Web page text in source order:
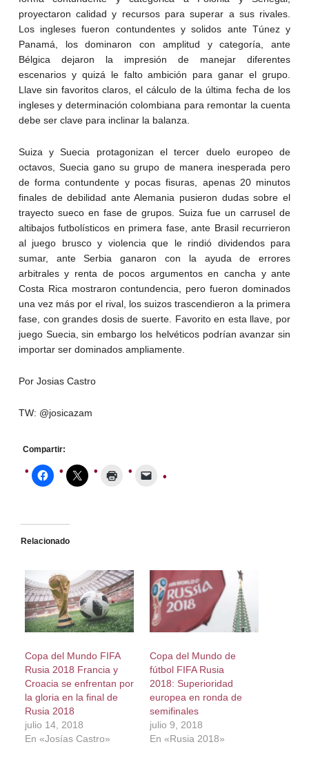
proyectaron calidad y recursos para superar a sus rivales.
Los ingleses fueron contundentes y solidos ante Túnez y
Panamá, los dominaron con amplitud y categoría, ante
Bélgica dejaron la impresión de manejar diferentes
escenarios y quizá le falto ambición para ganar el grupo.
Llave sin favoritos claros, el cálculo de la última fecha de los
ingleses y determinación colombiana para remontar la cuenta
debe ser clave para inclinar la balanza.
Suiza y Suecia protagonizan el tercer duelo europeo de
octavos, Suecia gano su grupo de manera inesperada pero
de forma contundente y pocas fisuras, apenas 20 minutos
finales de debilidad ante Alemania pusieron dudas sobre el
trayecto sueco en fase de grupos. Suiza fue un carrusel de
altibajos futbolísticos en primera fase, ante Brasil recurrieron
al juego brusco y violencia que le rindió dividendos para
sumar, ante Serbia ganaron con la ayuda de errores
arbitrales y renta de pocos argumentos en cancha y ante
Costa Rica mostraron contundencia, pero fueron dominados
una vez más por el rival, los suizos trascendieron a la primera
fase, con grandes dosis de suerte. Favorito en esta llave, por
juego Suecia, sin embargo los helvéticos podrían avanzar sin
importar ser dominados ampliamente.
Por Josias Castro
TW: @josicazam
Compartir:
Relacionado
Copa del Mundo FIFA
Rusia 2018 Francia y
Croacia se enfrentan por
la gloria en la final de
Rusia 2018
julio 14, 2018
En «Josías Castro»
Copa del Mundo de
fútbol FIFA Rusia
2018: Superioridad
europea en ronda de
semifinales
julio 9, 2018
En «Rusia 2018»